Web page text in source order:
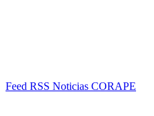
Feed RSS Noticias CORAPE